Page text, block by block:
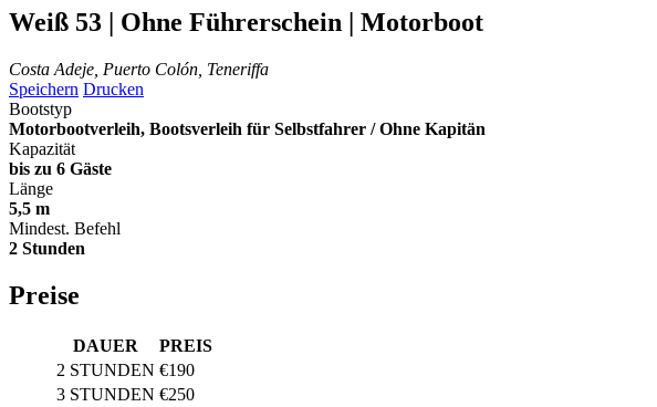
Weiß 53 | Ohne Führerschein | Motorboot
Costa Adeje, Puerto Colón, Teneriffa
Speichern Drucken
Bootstyp
Motorbootverleih, Bootsverleih für Selbstfahrer / Ohne Kapitän
Kapazität
bis zu 6 Gäste
Länge
5,5 m
Mindest. Befehl
2 Stunden
Preise
DAUER
PREIS
2 STUNDEN €190
3 STUNDEN €250